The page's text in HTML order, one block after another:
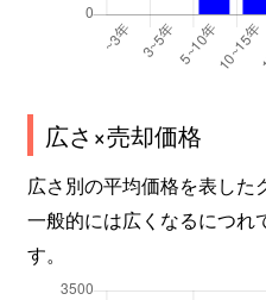
広さ×売却価格
広さ別の平均価格を表した
一般的には広くなるにつれ
す。